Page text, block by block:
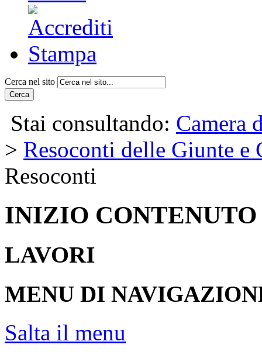
Cerca nel sito
Cerca
Stai consultando: Camera
> Resoconti delle Giunte e
Resoconti
INIZIO CONTENUTO
LAVORI
MENU DI
Salta il menu